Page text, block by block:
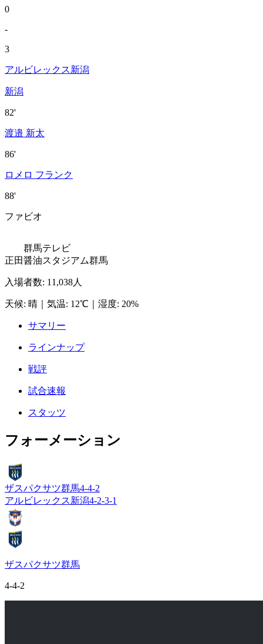
0
-
3
アルビレックス新潟
新潟
82'
渡邉 新太
86'
ロメロ フランク
88'
ファビオ
群馬テレビ
正田醤油スタジアム群馬
入場者数: 11,038人
天候: 晴 気温: 12℃ 湿度: 20%
サマリー
ラインナップ
戦評
試合速報
スタッツ
フォーメーション
ザスパクサツ群馬4-4-2
アルビレックス新潟4-2-3-1
ザスパクサツ群馬
4-4-2